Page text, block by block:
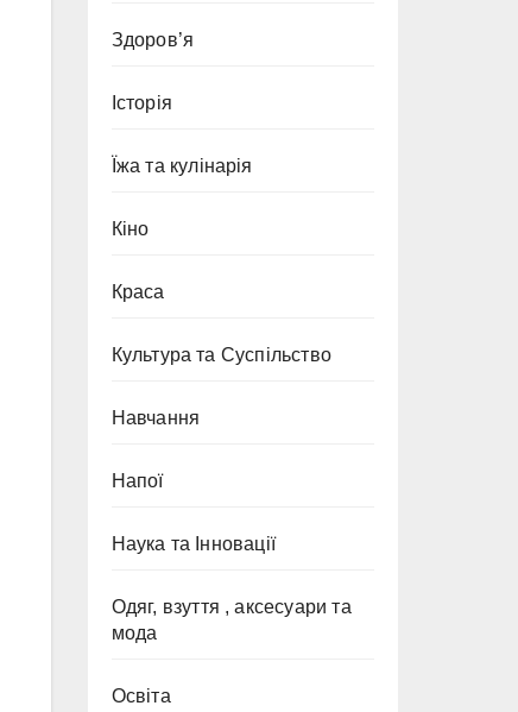
Здоров’я
Історія
Їжа та кулінарія
Кіно
Краса
Культура та Суспільство
Навчання
Напої
Наука та Інновації
Одяг, взуття , аксесуари та
мода
Освіта